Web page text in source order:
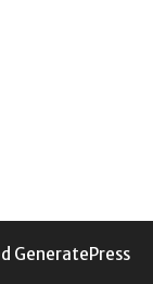
GeneratePress